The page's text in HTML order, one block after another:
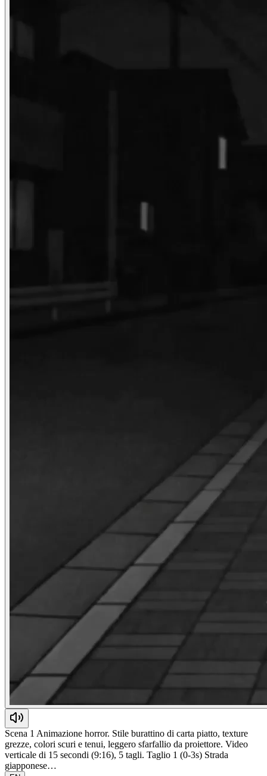
Scena 1 Animazione horror. Stile burattino di carta piatto, texture
grezze, colori scuri e tenui, leggero sfarfallio da proiettore. Video
verticale di 15 secondi (9:16), 5 tagli. Taglio 1 (0-3s) Strada
giapponese…